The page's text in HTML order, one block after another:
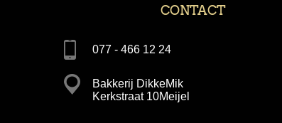
CONTACT
077 - 466 12 24
Bakkerij DikkeMik
Kerkstraat 10Meijel